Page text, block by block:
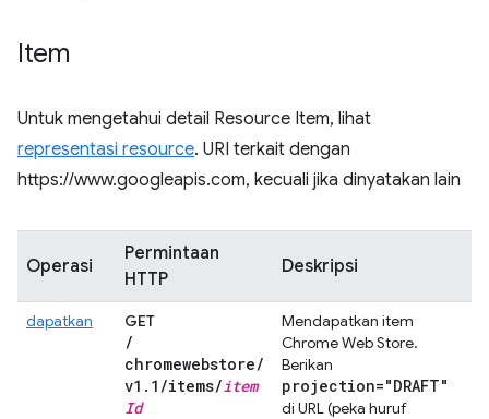
Item
Untuk mengetahui detail Resource Item, lihat
representasi resource. URI terkait dengan
https://www.googleapis.com, kecuali jika dinyatakan lain
Operasi
Permintaan
HTTP
Deskripsi
dapatkan GET
/
chromewebstore/
v1 . 1 /items/item
Id
Mendapatkan item
Chrome Web Store.
Berikan
projection="DRAFT"
di URL (peka huruf